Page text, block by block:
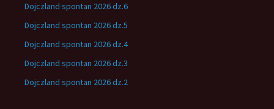
Dojczland spontan 2026 dz.6
Dojczland spontan 2026 dz.5
Dojczland spontan 2026 dz.4
Dojczland spontan 2026 dz.3
Dojczland spontan 2026 dz.2